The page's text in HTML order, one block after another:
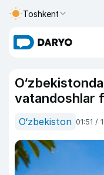
Toshkent
vatandoshlar
O‘zbekiston 01:51 /